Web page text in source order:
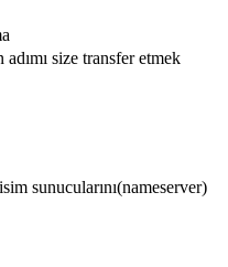
size transfer etmek
sunucularını(nameserver)